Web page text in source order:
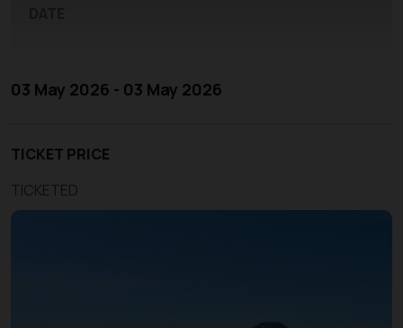
03 May 2026 - 03 May 2026
TICKET PRICE
TICKETED